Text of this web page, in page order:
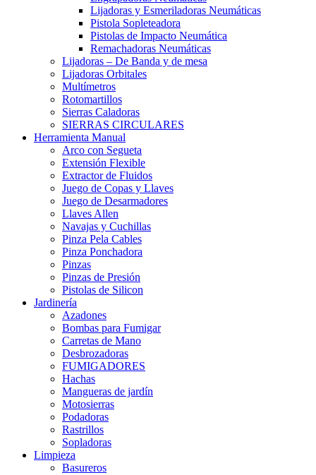
Lijadoras y Esmeriladoras Neumáticas
Pistola Sopleteadora
Pistolas de Impacto Neumática
Remachadoras Neumáticas
Lijadoras – De Banda y de mesa
Lijadoras Orbitales
Multímetros
Rotomartillos
Sierras Caladoras
SIERRAS CIRCULARES
Herramienta Manual
Arco con Segueta
Extensión Flexible
Extractor de Fluidos
Juego de Copas y Llaves
Juego de Desarmadores
Llaves Allen
Navajas y Cuchillas
Pinza Pela Cables
Pinza Ponchadora
Pinzas
Pinzas de Presión
Pistolas de Silicon
Jardinería
Azadones
Bombas para Fumigar
Carretas de Mano
Desbrozadoras
FUMIGADORES
Hachas
Mangueras de jardín
Motosierras
Podadoras
Rastrillos
Sopladoras
Limpieza
Basureros